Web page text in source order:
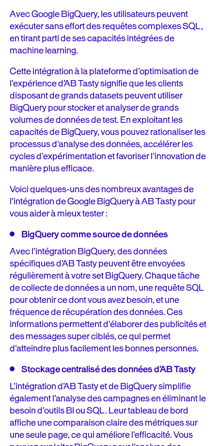
Avec Google BigQuery, les utilisateurs peuvent
exécuter sans effort des requêtes complexes SQL,
en tirant parti de ses capacités intégrées de
machine learning.
Cette intégration à la plateforme d’optimisation de
l’expérience d’AB Tasty signifie que les clients
disposant de grands datasets peuvent utiliser
BigQuery pour stocker et analyser de grands
volumes de données de test. En exploitant les
capacités de BigQuery, vous pouvez rationaliser les
processus d’analyse des données, accélérer les
cycles d’expérimentation et favoriser l’innovation de
manière plus efficace.
Voici quelques-uns des nombreux avantages de
l’intégration de Google BigQuery à AB Tasty pour
vous aider à mieux tester :
BigQuery comme source de données
Avec l’intégration BigQuery, des données
spécifiques d’AB Tasty peuvent être envoyées
régulièrement à votre set BigQuery. Chaque tâche
de collecte de données a un nom, une requête SQL
pour obtenir ce dont vous avez besoin, et une
fréquence de récupération des données. Ces
informations permettent d’élaborer des publicités et
des messages super ciblés, ce qui permet
d’atteindre plus facilement les bonnes personnes.
Stockage centralisé des données d’AB Tasty
L’intégration d’AB Tasty et de BigQuery simplifie
également l’analyse des campagnes en éliminant le
besoin d’outils BI ou SQL. Leur tableau de bord
affiche une comparaison claire des métriques sur
une seule page, ce qui améliore l’efficacité. Vous